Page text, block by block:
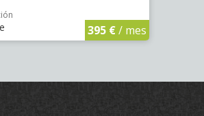
395 €/ mes